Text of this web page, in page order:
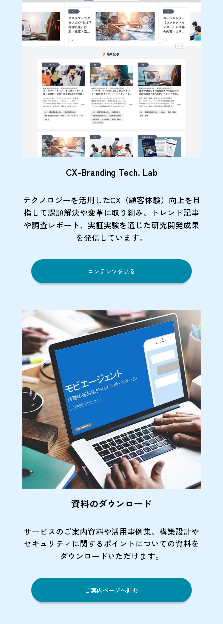
CX-Branding Tech. Lab
テクノロジーを活用したCX（顧客体験）向上を目
指して課題解決や変革に取り組み、トレンド記事
や調査レポート、実証実験を通じた研究開発成果
を発信しています。
コンテンツを見る
資料のダウンロード
サービスのご案内資料や活用事例集、 構築設計や
セキュリティに関するポイントについての資料を
ダウンロードいただけます。
ご案内ページへ進む